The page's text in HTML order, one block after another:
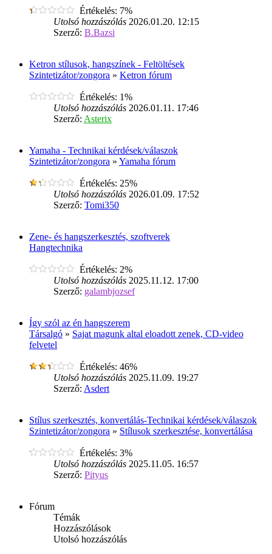
Értékelés: 7%
Utolsó hozzászólás 2026.01.20. 12:15
Szerző: B.Bazsi
Ketron stílusok, hangszínek - Feltöltések
Szintetizátor/zongora » Ketron fórum
Értékelés: 1%
Utolsó hozzászólás 2026.01.11. 17:46
Szerző: Asterix
Yamaha - Technikai kérdések/válaszok
Szintetizátor/zongora » Yamaha fórum
Értékelés: 25%
Utolsó hozzászólás 2026.01.09. 17:52
Szerző: Tomi350
Zene- és hangszerkesztés, szoftverek
Hangtechnika
Értékelés: 2%
Utolsó hozzászólás 2025.11.12. 17:00
Szerző: galambjozsef
Így szól az én hangszerem
Társalgó » Sajat magunk altal eloadott zenek, CD-video
felvetel
Értékelés: 46%
Utolsó hozzászólás 2025.11.09. 19:27
Szerző: Asdert
Stílus szerkesztés, konvertálás-Technikai kérdések/válaszok
Szintetizátor/zongora » Stílusok szerkesztése, konvertálása
Értékelés: 3%
Utolsó hozzászólás 2025.11.05. 16:57
Szerző: Pityus
Fórum
Témák
Hozzászólások
Utolsó hozzászólás